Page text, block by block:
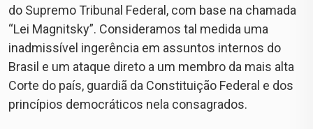
do Supremo Tribunal Federal, com base na chamada
“Lei Magnitsky”. Consideramos tal medida uma
inadmissível ingerência em assuntos internos do
Brasil e um ataque direto a um membro da mais alta
Corte do país, guardiã da Constituição Federal e dos
princípios democráticos nela consagrados.